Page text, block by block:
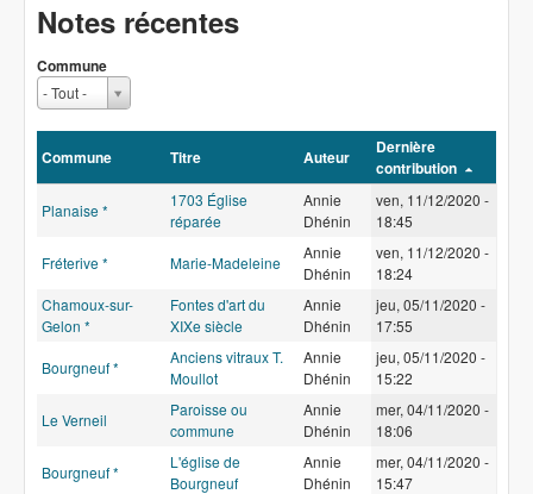
Notes récentes
Commune
- Tout -
C
o
m
m
e
Commune Titre Auteur
Dernière
contribution
Planaise *
1703 Église
réparée
Annie
Dhénin
ven, 11/12/2020 -
18:45
Fréterive * Marie-Madeleine
Annie
Dhénin
ven, 11/12/2020 -
18:24
Chamoux-sur-
Gelon *
Fontes d'art du
XIXe siècle
Annie
Dhénin
jeu, 05/11/2020 -
17:55
Bourgneuf *
Anciens vitraux T.
Moullot
Annie
Dhénin
jeu, 05/11/2020 -
15:22
Le Verneil
Paroisse ou
commune
Annie
Dhénin
mer, 04/11/2020 -
18:06
Bourgneuf *
L'église de
Bourgneuf
Annie
Dhénin
mer, 04/11/2020 -
15:47